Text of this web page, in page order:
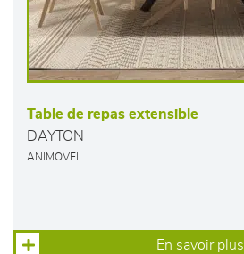
Table de repas extensible
DAYTON
ANIMOVEL
En savoir plus